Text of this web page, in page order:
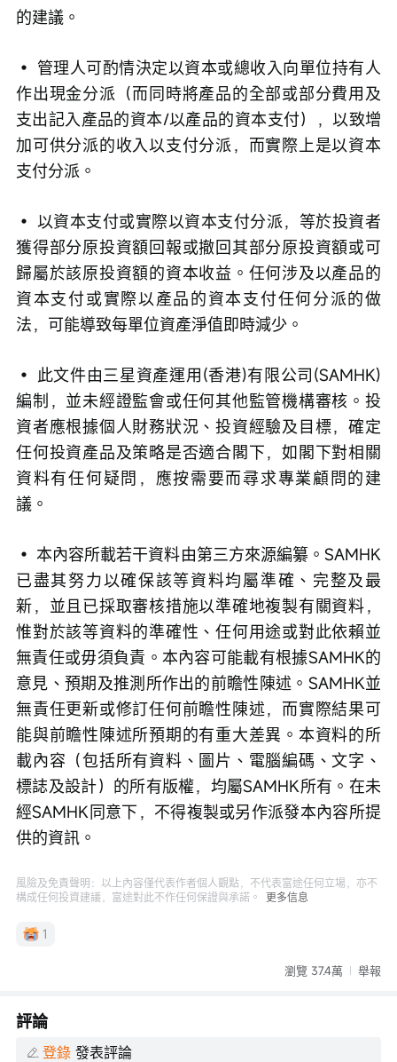
的建議。
• 管理人可酌情決定以資本或總收入向單位持有人
作出現金分派（而同時將產品的全部或部分費用及
支出記入產品的資本/以產品的資本支付），以致增
加可供分派的收入以支付分派，而實際上是以資本
支付分派。
• 以資本支付或實際以資本支付分派，等於投資者
獲得部分原投資額回報或撤回其部分原投資額或可
歸屬於該原投資額的資本收益。任何涉及以產品的
資本支付或實際以產品的資本支付任何分派的做
法，可能導致每單位資產淨值即時減少。
• 此文件由三星資產運用(香港)有限公司(SAMHK)
編制，並未經證監會或任何其他監管機構審核。投
資者應根據個人財務狀況、投資經驗及目標，確定
任何投資產品及策略是否適合閣下，如閣下對相關
資料有任何疑問，應按需要而尋求專業顧問的建
議。
• 本內容所載若干資料由第三方來源編纂。SAMHK
已盡其努力以確保該等資料均屬準確、完整及最
新，並且已採取審核措施以準確地複製有關資料，
惟對於該等資料的準確性、任何用途或對此依賴並
無責任或毋須負責。本內容可能載有根據SAMHK的
意見、預期及推測所作出的前瞻性陳述。SAMHK並
無責任更新或修訂任何前瞻性陳述，而實際結果可
能與前瞻性陳述所預期的有重大差異。本資料的所
載內容（包括所有資料、圖片、電腦編碼、文字、
標誌及設計）的所有版權，均屬SAMHK所有。在未
經SAMHK同意下，不得複製或另作派發本內容所提
供的資訊。
風險及免責聲明：以上內容僅代表作者個人觀點，不代表富途任何立場，亦不
構成任何投資建議，富途對此不作任何保證與承諾。
更多信息
1
瀏覽 37.4萬 舉報
評論
登錄 發表評論